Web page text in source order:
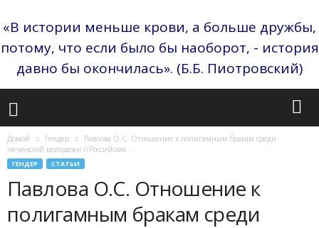
«В истории меньше крови, а больше дружбы,
потому, что если было бы наоборот, - история
давно бы окончилась». (Б.Б. Пиотровский)
Домой Гендер
Павлова О.С. Отношение к полигамным бракам среди
чеченской молодежи //Российская...
ГЕНДЕР СТАТЬИ
Павлова О.С. Отношение к
полигамным бракам среди